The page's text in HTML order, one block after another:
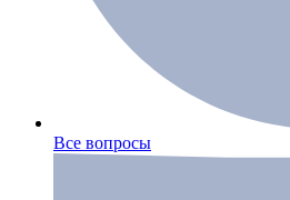
Все вопросы